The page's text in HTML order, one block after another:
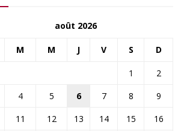
août 2026
M M J V S D
1
2
4 5 6 7 8
9
11 12 13 14 15
16